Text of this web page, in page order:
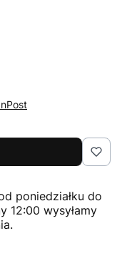
poniedziałku do
12:00 wysyłamy